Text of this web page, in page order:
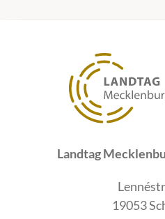
Landtag
19053